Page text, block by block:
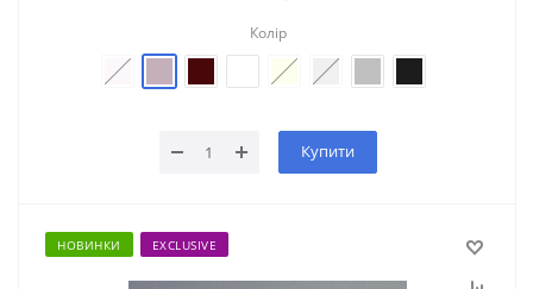
Колір
Купити
НОВИНКИ EXCLUSIVE